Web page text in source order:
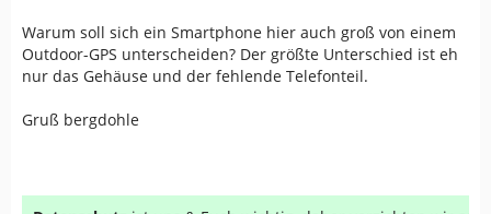
Warum soll sich ein Smartphone hier auch groß von einem
Outdoor-GPS unterscheiden? Der größte Unterschied ist eh
nur das Gehäuse und der fehlende Telefonteil.
Gruß bergdohle